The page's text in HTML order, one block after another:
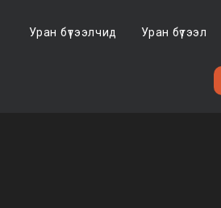
Уран бүтээлчид Уран бүтээл